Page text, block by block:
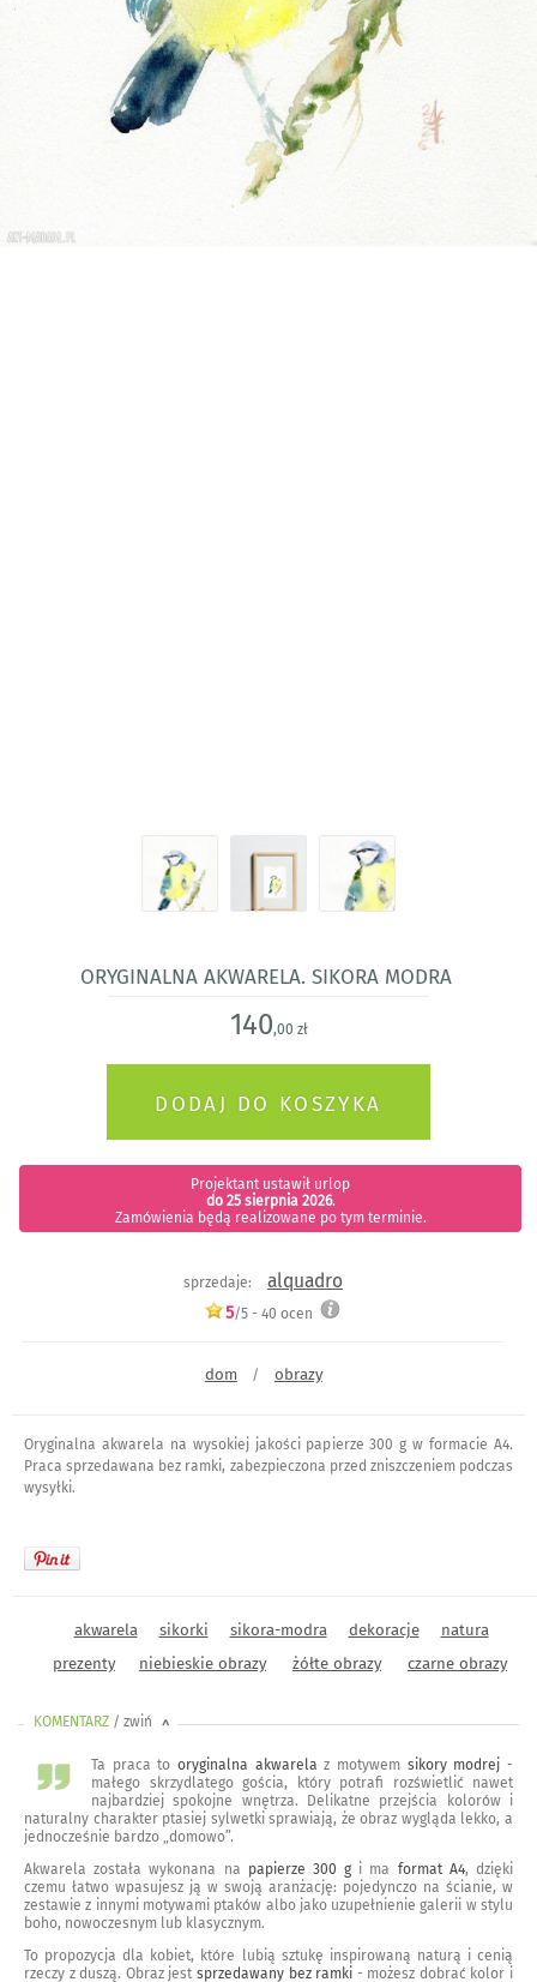
Oryginalna akwarela. Sikora Modra
140,00 zł
Projektant ustawił urlop
do 25 sierpnia 2026.
Zamówienia będą realizowane po tym terminie.
sprzedaje: alquadro
5/5 - 40 ocen
dom / obrazy
Oryginalna akwarela na wysokiej jakości papierze 300 g w formacie A4.
Praca sprzedawana bez ramki, zabezpieczona przed zniszczeniem podczas
wysyłki.
akwarela sikorki sikora-modra dekoracje
natura
prezenty
niebieskie obrazy żółte obrazy czarne obrazy
KOMENTARZ / zwiń <
Ta praca to oryginalna akwarela z motywem sikory modrej -
małego skrzydlatego gościa, który potrafi rozświetlić nawet
najbardziej spokojne wnętrza. Delikatne przejścia kolorów i
naturalny charakter ptasiej sylwetki sprawiają, że obraz wygląda lekko, a
jednocześnie bardzo „domowo”.
Akwarela została wykonana na papierze 300 g i ma format A4, dzięki
czemu łatwo wpasujesz ją w swoją aranżację: pojedynczo na ścianie, w
zestawie z innymi motywami ptaków albo jako uzupełnienie galerii w stylu
boho, nowoczesnym lub klasycznym.
To propozycja dla kobiet, które lubią sztukę inspirowaną naturą i cenią
rzeczy z duszą. Obraz jest sprzedawany bez ramki - możesz dobrać kolor i